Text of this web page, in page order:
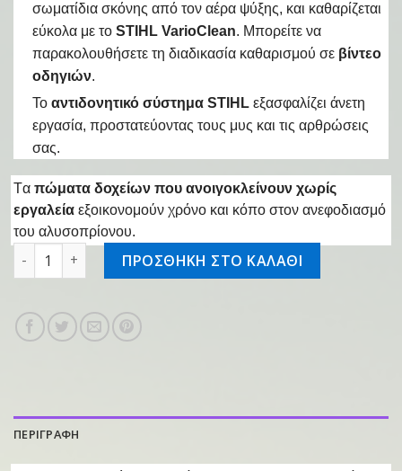
σωματίδια σκόνης από τον αέρα ψύξης, και καθαρίζεται
εύκολα με το STIHL VarioClean. Μπορείτε να
παρακολουθήσετε τη διαδικασία καθαρισμού σε βίντεο
οδηγιών.
Το αντιδονητικό σύστημα STIHL εξασφαλίζει άνετη
εργασία, προστατεύοντας τους μυς και τις αρθρώσεις
σας.
Tα πώματα δοχείων που ανοιγοκλείνουν χωρίς
εργαλεία εξοικονομούν χρόνο και κόπο στον ανεφοδιασμό
του αλυσοπρίονου.
Αλυσοπρίονο βενζινοκίνητο MS 661 71cm ποσότητα
ΠΡΟΣΘΗΚΗ ΣΤΟ ΚΑΛΑΘΙ
ΠΕΡΙΓΡΑΦΗ